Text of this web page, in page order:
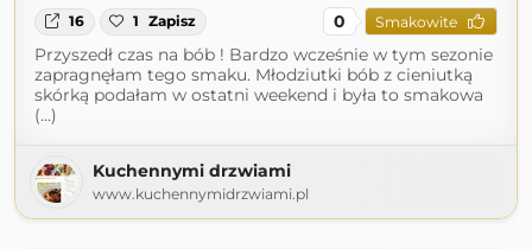
16 1 Zapisz 0 Smakowite
Przyszedł czas na bób ! Bardzo wcześnie w tym sezonie
zapragnęłam tego smaku. Młodziutki bób z cieniutką
skórką podałam w ostatni weekend i była to smakowa
(...)
Kuchennymi drzwiami
www.kuchennymidrzwiami.pl